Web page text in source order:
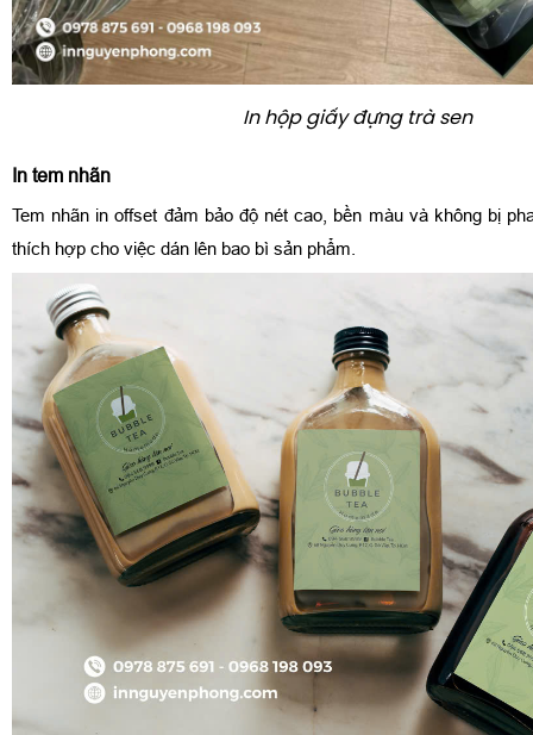
In hộp giấy đựng trà sen
In tem nhãn
Tem nhãn in offset đảm bảo độ nét cao, bền màu và không bị
thích hợp cho việc dán lên bao bì sản phẩm.